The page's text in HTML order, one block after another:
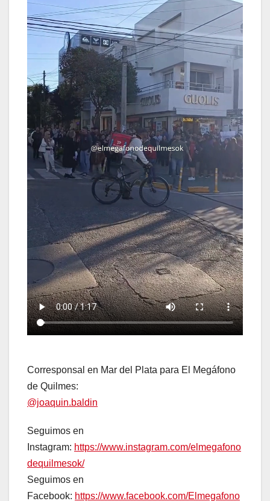
Corresponsal en Mar del Plata para El Megáfono
de Quilmes:
@joaquin.baldin
Seguimos en
Instagram: https://www.instagram.com/elmegafono
dequilmesok/
Seguimos en
Facebook: https://www.facebook.com/Elmegafono